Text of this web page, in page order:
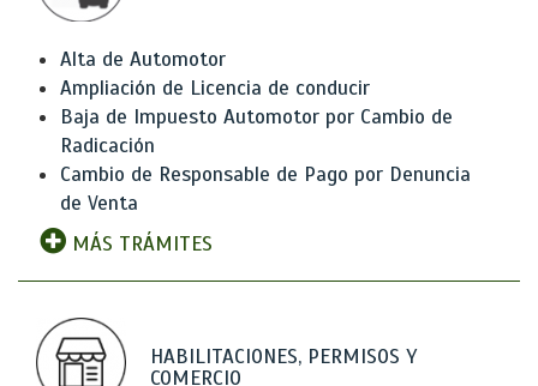
Alta de Automotor
Ampliación de Licencia de conducir
Baja de Impuesto Automotor por Cambio de
Radicación
Cambio de Responsable de Pago por Denuncia
de Venta
MÁS TRÁMITES
HABILITACIONES, PERMISOS Y
COMERCIO